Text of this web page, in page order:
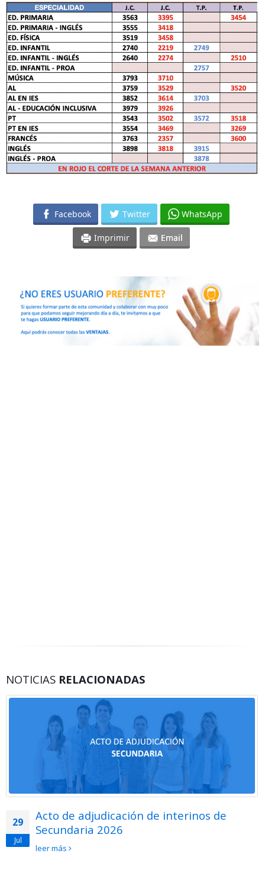
Facebook Twitter WhatsApp
Imprimir Email
NOTICIAS RELACIONADAS
29
Jul
Acto de adjudicación de interinos de
Secundaria 2026
leer más